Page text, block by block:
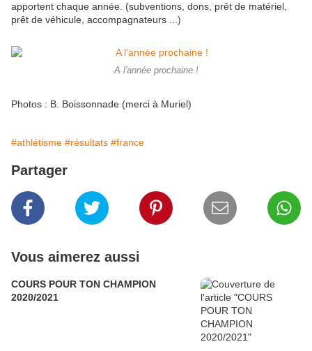
apportent chaque année. (subventions, dons, prêt de matériel,
prêt de véhicule, accompagnateurs ...)
A l'année prochaine !
Photos : B. Boissonnade (merci à Muriel)
#athlétisme #résultats #france
Partager
Vous aimerez aussi
COURS POUR TON CHAMPION
2020/2021